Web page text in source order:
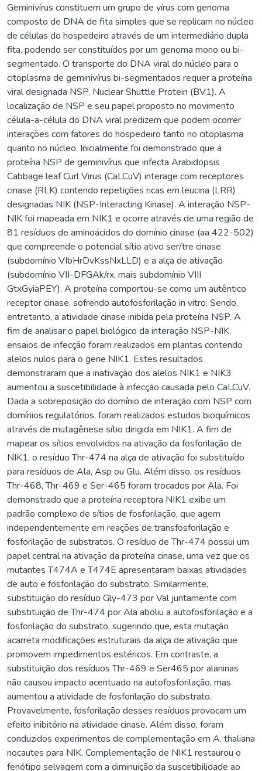
Geminivírus constituem um grupo de vírus com genoma
composto de DNA de fita simples que se replicam no núcleo
de células do hospedeiro através de um intermediário dupla
fita, podendo ser constituídos por um genoma mono ou bi-
segmentado. O transporte do DNA viral do núcleo para o
citoplasma de geminivírus bi-segmentados requer a proteína
viral designada NSP, Nuclear Shuttle Protein (BV1). A
localização de NSP e seu papel proposto no movimento
célula-a-célula do DNA viral predizem que podem ocorrer
interações com fatores do hospedeiro tanto no citoplasma
quanto no núcleo. Inicialmente foi demonstrado que a
proteína NSP de geminivírus que infecta Arabidopsis
Cabbage leaf Curl Virus (CaLCuV) interage com receptores
cinase (RLK) contendo repetições ricas em leucina (LRR)
designadas NIK (NSP-Interacting Kinase). A interação NSP-
NIK foi mapeada em NIK1 e ocorre através de uma região de
81 resíduos de aminoácidos do domínio cinase (aa 422-502)
que compreende o potencial sítio ativo ser/tre cinase
(subdomínio VIbHrDvKssNxLLD) e a alça de ativação
(subdomínio VII-DFGAk/rx, mais subdomínio VIII
GtxGyiaPEY). A proteína comportou-se como um autêntico
receptor cinase, sofrendo autofosforilação in vitro. Sendo,
entretanto, a atividade cinase inibida pela proteína NSP. A
fim de analisar o papel biológico da interação NSP-NIK,
ensaios de infecção foram realizados em plantas contendo
alelos nulos para o gene NIK1. Estes resultados
demonstraram que a inativação dos alelos NIK1 e NIK3
aumentou a suscetibilidade à infecção causada pelo CaLCuV.
Dada a sobreposição do domínio de interação com NSP com
domínios regulatórios, foram realizados estudos bioquímicos
através de mutagênese sítio dirigida em NIK1. A fim de
mapear os sítios envolvidos na ativação da fosforilação de
NIK1, o resíduo Thr-474 na alça de ativação foi substituído
para resíduos de Ala, Asp ou Glu. Além disso, os resíduos
Thr-468, Thr-469 e Ser-465 foram trocados por Ala. Foi
demonstrado que a proteína receptora NIK1 exibe um
padrão complexo de sítios de fosforilação, que agem
independentemente em reações de transfosforilação e
fosforilação de substratos. O resíduo de Thr-474 possui um
papel central na ativação da proteína cinase, uma vez que os
mutantes T474A e T474E apresentaram baixas atividades
de auto e fosforilação do substrato. Similarmente,
substituição do resíduo Gly-473 por Val juntamente com
substituição de Thr-474 por Ala aboliu a autofosforilação e a
fosforilação do substrato, sugerindo que, esta mutação
acarreta modificações estruturais da alça de ativação que
promovem impedimentos estéricos. Em contraste, a
substituição dos resíduos Thr-469 e Ser465 por alaninas
não causou impacto acentuado na autofosforilação, mas
aumentou a atividade de fosforilação do substrato.
Provavelmente, fosforilação desses resíduos provocam um
efeito inibitório na atividade cinase. Além disso, foram
conduzidos experimentos de complementação em A. thaliana
nocautes para NIK. Complementação de NIK1 restaurou o
fenótipo selvagem com a diminuição da suscetibilidade ao